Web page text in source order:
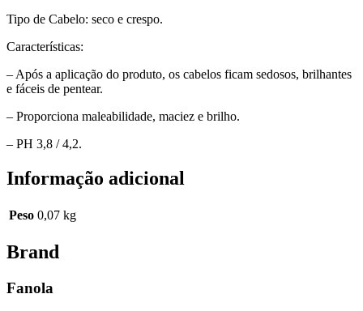
Tipo de Cabelo: seco e crespo.
Características:
– Após a aplicação do produto, os cabelos ficam sedosos, brilhantes
e fáceis de pentear.
– Proporciona maleabilidade, maciez e brilho.
– PH 3,8 / 4,2.
Informação adicional
Peso 0,07 kg
Brand
Fanola